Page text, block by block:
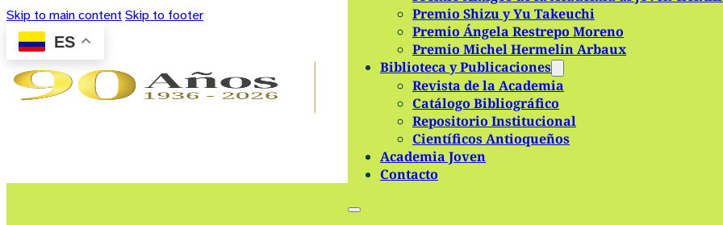
Skip to main content Skip to footer
ES
Premio Shizu y Yu Takeuchi
Premio Ángela Restrepo Moreno
Premio Michel Hermelin Arbaux
Biblioteca y Publicaciones
Revista de la Academia
Catálogo Bibliográfico
Repositorio Institucional
Científicos Antioqueños
Academia Joven
Contacto